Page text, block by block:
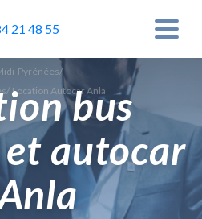
21 48 55
Pyrénées/
/ Location Autocar Anla
bus
autocar